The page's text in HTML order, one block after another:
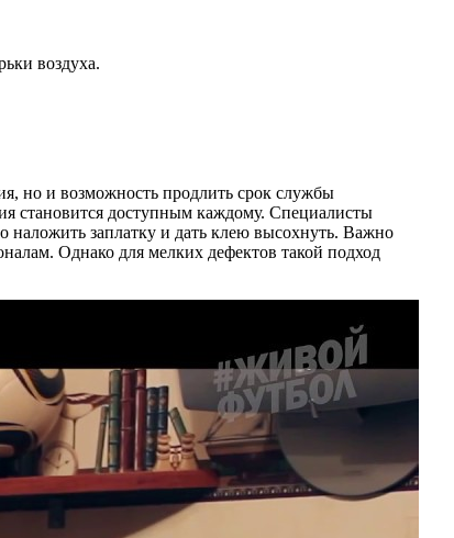
воздуха.
но и возможность продлить срок службы
становится доступным каждому. Специалисты
наложить заплатку и дать клею высохнуть. Важно
Однако для мелких дефектов такой подход